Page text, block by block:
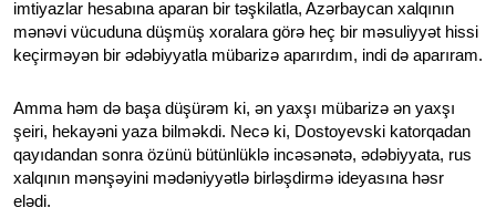
imtiyazlar hesabına aparan bir təşkilatla, Azərbaycan xalqının
mənəvi vücuduna düşmüş xoralara görə heç bir məsuliyyət hissi
keçirməyən bir ədəbiyyatla mübarizə aparırdım, indi də aparıram.
Amma həm də başa düşürəm ki, ən yaxşı mübarizə ən yaxşı
şeiri, hekayəni yaza bilməkdi. Necə ki, Dostoyevski katorqadan
qayıdandan sonra özünü bütünlüklə incəsənətə, ədəbiyyata, rus
xalqının mənşəyini mədəniyyətlə birləşdirmə ideyasına həsr
elədi.